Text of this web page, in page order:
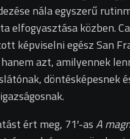
nála egyszerű
elfogyasztása közben.
képviselni egész San
azt, amilyennek
döntésképesnek
ért meg, 71′-asA